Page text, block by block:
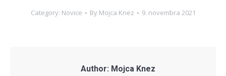
Category: Novice By Mojca Knez 9. novembra 2021
Author: Mojca Knez